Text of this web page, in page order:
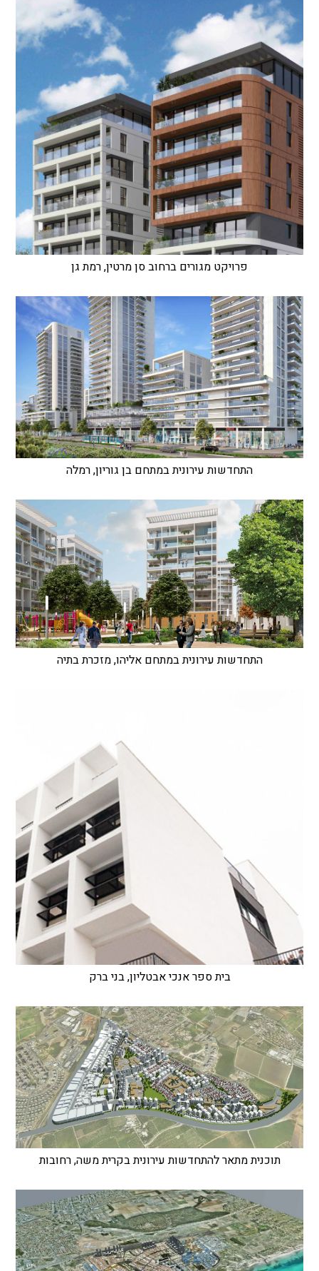
פרויקט מגורים ברחוב סן מרטין, רמת גן
התחדשות עירונית במתחם בן גוריון, רמלה
התחדשות עירונית במתחם אליהו, מזכרת בתיה
בית ספר אנכי אבטליון, בני ברק
תוכנית מתאר להתחדשות עירונית בקרית משה, רחובות